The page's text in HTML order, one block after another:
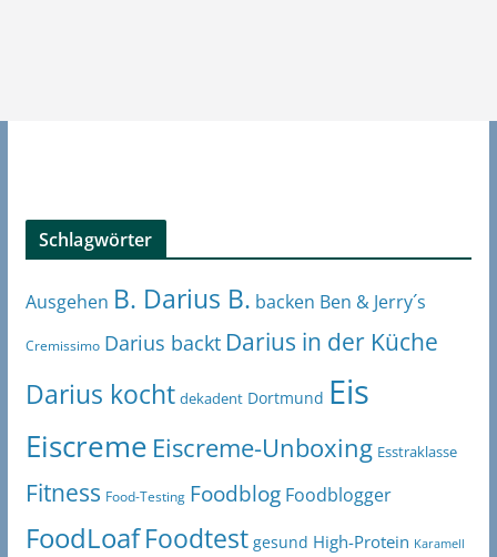
Schlagwörter
Ausgehen B. Darius B. backen Ben & Jerry´s
Cremissimo Darius backt Darius in der Küche
Darius kocht dekadent Dortmund Eis
Eiscreme Eiscreme-Unboxing Esstraklasse
Fitness Food-Testing Foodblog Foodblogger
FoodLoaf Foodtest gesund High-Protein Karamell